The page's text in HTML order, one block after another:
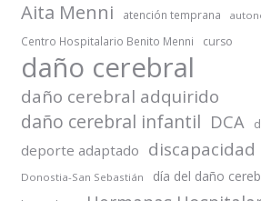
Aita Menni atención temprana
Centro Hospitalario Benito Menni curso
daño cerebral
daño cerebral adquirido
daño cerebral infantil DCA
deporte adaptado discapacidad
Donostia-San Sebastián día del daño